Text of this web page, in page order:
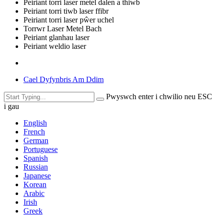
Peiriant torri laser metel dalen a thiwb
Peiriant torri tiwb laser ffibr
Peiriant torri laser pŵer uchel
Torrwr Laser Metel Bach
Peiriant glanhau laser
Peiriant weldio laser
Cael Dyfynbris Am Ddim
Pwyswch enter i chwilio neu ESC
i gau
English
French
German
Portuguese
Spanish
Russian
Japanese
Korean
Arabic
Irish
Greek